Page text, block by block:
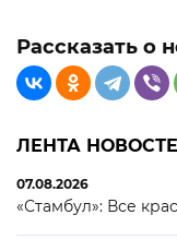
Рассказать о
ЛЕНТА
07.08.2026
«Стамбул»: Все